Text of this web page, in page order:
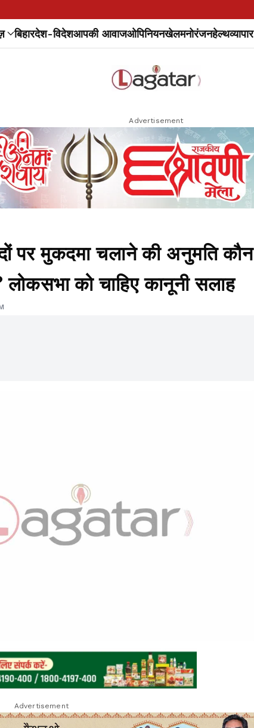
बिहारदेश-विदेशआपकी आवाजओपिनियनखेलमनोरंजनहेल्थव्यापार
Advertisement
पर मुकदमा चलाने की अनुमति कौन
लोकसभा को चाहिए कानूनी सलाह
Advertisement